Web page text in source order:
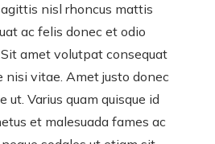
nisl rhoncus mattis
ac felis donec et odio
amet volutpat consequat
nisi vitae. Amet justo donec
ut. Varius quam quisque id
et malesuada fames ac